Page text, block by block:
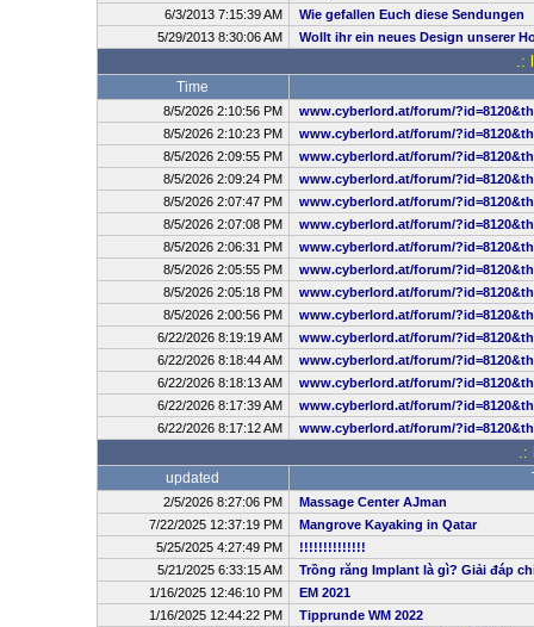
6/3/2013 7:15:39 AM
Wie gefallen Euch diese Sendungen
5/29/2013 8:30:06 AM
Wollt ihr ein neues Design unserer
.:
Time
8/5/2026 2:10:56 PM
www.cyberlord.at/forum/
8/5/2026 2:10:23 PM
www.cyberlord.at/forum/
8/5/2026 2:09:55 PM
www.cyberlord.at/forum/
8/5/2026 2:09:24 PM
www.cyberlord.at/forum/
8/5/2026 2:07:47 PM
www.cyberlord.at/forum/
8/5/2026 2:07:08 PM
www.cyberlord.at/forum/
8/5/2026 2:06:31 PM
www.cyberlord.at/forum/
8/5/2026 2:05:55 PM
www.cyberlord.at/forum/
8/5/2026 2:05:18 PM
www.cyberlord.at/forum/
8/5/2026 2:00:56 PM
www.cyberlord.at/forum/
6/22/2026 8:19:19 AM
www.cyberlord.at/forum/
6/22/2026 8:18:44 AM
www.cyberlord.at/forum/
6/22/2026 8:18:13 AM
www.cyberlord.at/forum/
6/22/2026 8:17:39 AM
www.cyberlord.at/forum/
6/22/2026 8:17:12 AM
www.cyberlord.at/forum/
.:
updated
2/5/2026 8:27:06 PM
Massage Center AJman
7/22/2025 12:37:19 PM
Mangrove Kayaking in Qatar
5/25/2025 4:27:49 PM
!!!!!!!!!!!!!!
5/21/2025 6:33:15 AM
Trồng răng Implant là gì? Giải đáp
1/16/2025 12:46:10 PM
EM 2021
1/16/2025 12:44:22 PM
Tipprunde WM 2022